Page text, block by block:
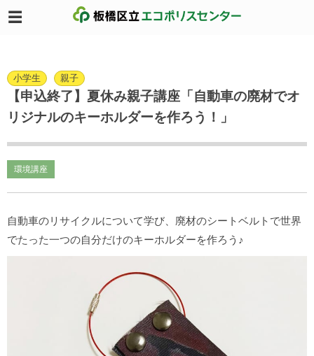
小学生 親子
【申込終了】夏休み親子講座「自動車の廃材でオ
リジナルのキーホルダーを作ろう！」
環境講座
自動車のリサイクルについて学び、廃材のシートベルトで世界
でたった一つの自分だけのキーホルダーを作ろう♪